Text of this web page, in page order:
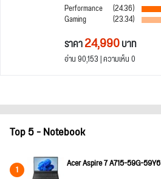
Performance
(24.36)
Gaming (23.34)
ราคา24,990บาท
อ่าน 90,153 | ความเห็น 0
Top 5 - Notebook
1 Acer Aspire 7 A715-59G-59Y6